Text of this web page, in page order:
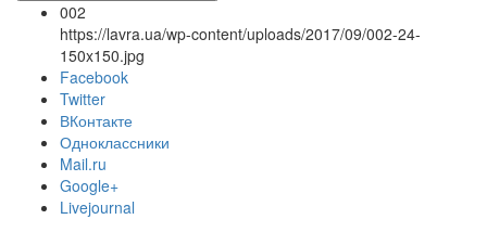
онлайн трансляції
12 сентября 2015
12 сентября 2015
002
https://lavra.ua/wp-content/uploads/2017/09/002-24-
150x150.jpg
Facebook
Twitter
ВКонтакте
Одноклассники
Mail.ru
Google+
Livejournal